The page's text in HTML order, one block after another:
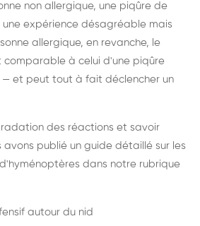
non allergique, une piqûre de
expérience désagréable mais
allergique, en revanche, le
comparable à celui d'une piqûre
et peut tout à fait déclencher un
des réactions et savoir
avons publié un guide détaillé sur les
dans notre rubrique
autour du nid